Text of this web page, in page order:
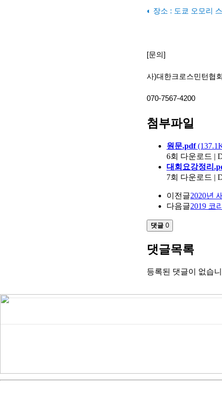
◐ ​장소 : 도쿄 오모리
[문의 ]
사)대한크로스민턴협
070-7567-4200
첨부파일
원문.pdf
6회 다운로드 |
대회요강정리
7회 다운로드 |
이전글2020년
다음글2019 코
댓글 0
댓글목록
등록된 댓글이 없습